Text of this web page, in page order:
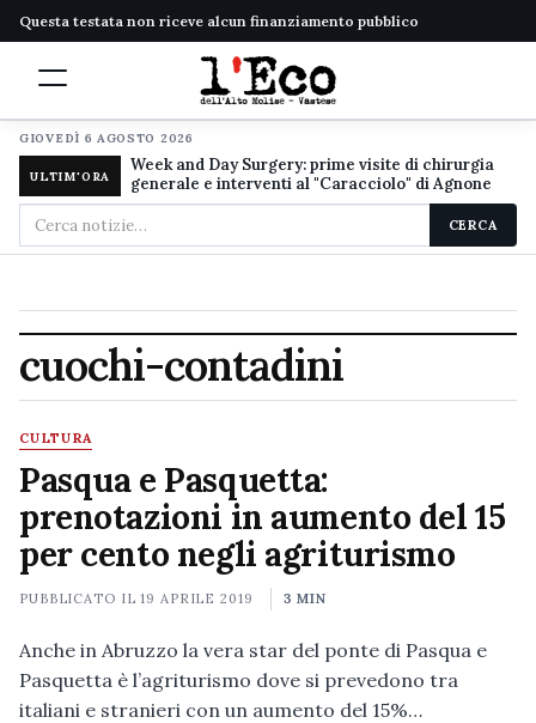
Questa testata non riceve alcun finanziamento pubblico
GIOVEDÌ 6 AGOSTO 2026
ULTIM'ORA
Week and Day Surgery: prime visite di chirurgia
generale e interventi al "Caracciolo" di Agnone
Cerca
nel
CERCA
cuochi-contadini
CULTURA
Pasqua e Pasquetta:
prenotazioni in aumento del 15
per cento negli agriturismo
PUBBLICATO IL19 APRILE 2019 3 MIN
Anche in Abruzzo la vera star del ponte di Pasqua e
Pasquetta è l’agriturismo dove si prevedono tra
italiani e stranieri con un aumento del 15%…